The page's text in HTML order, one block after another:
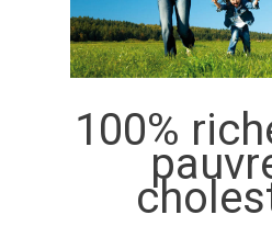
100%